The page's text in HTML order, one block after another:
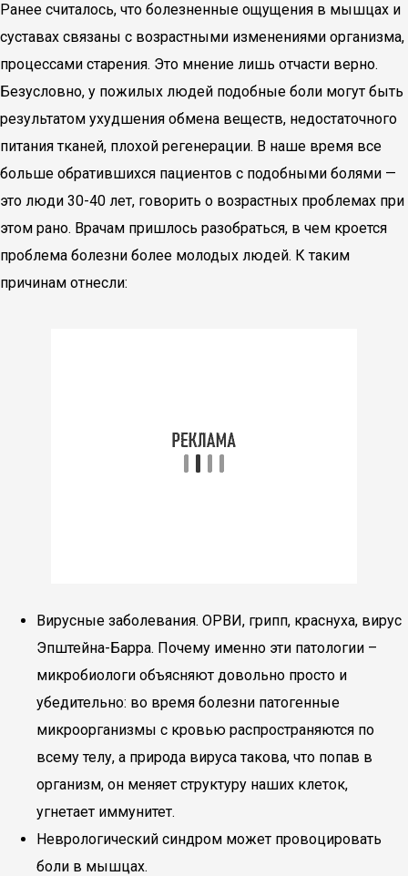
Ранее считалось, что болезненные ощущения в мышцах и
суставах связаны с возрастными изменениями организма,
процессами старения. Это мнение лишь отчасти верно.
Безусловно, у пожилых людей подобные боли могут быть
результатом ухудшения обмена веществ, недостаточного
питания тканей, плохой регенерации. В наше время все
больше обратившихся пациентов с подобными болями —
это люди 30-40 лет, говорить о возрастных проблемах при
этом рано. Врачам пришлось разобраться, в чем кроется
проблема болезни более молодых людей. К таким
причинам отнесли:
Вирусные заболевания. ОРВИ, грипп, краснуха, вирус
Эпштейна-Барра. Почему именно эти патологии –
микробиологи объясняют довольно просто и
убедительно: во время болезни патогенные
микроорганизмы с кровью распространяются по
всему телу, а природа вируса такова, что попав в
организм, он меняет структуру наших клеток,
угнетает иммунитет.
Неврологический синдром может провоцировать
боли в мышцах.